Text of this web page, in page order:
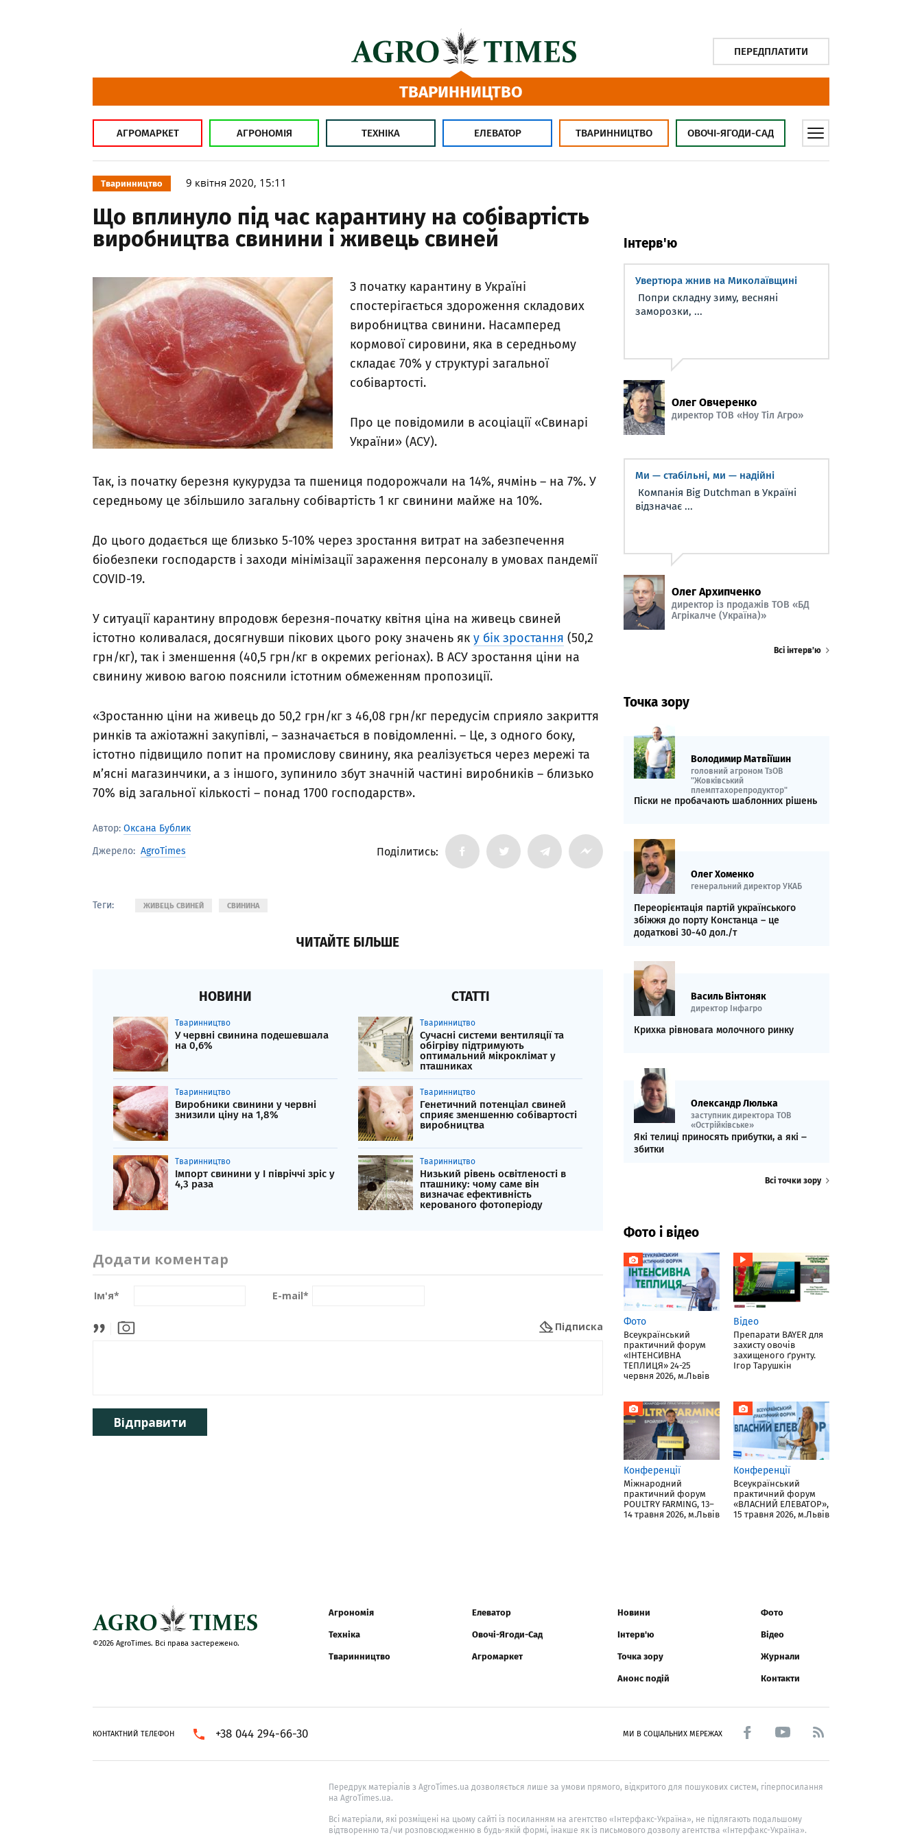
ПЕРЕДПЛАТИТИ
ТВАРИННИЦТВО
АГРОМАРКЕТ АГРОНОМІЯ ТЕХНІКА ЕЛЕВАТОР ТВАРИННИЦТВО ОВОЧІ-ЯГОДИ-САД
Тваринництво 9 квітня 2020, 15:11
Що вплинуло під час карантину на собівартість
виробництва свинини і живець свиней
З початку карантину в Україні
спостерігається здороження складових
виробництва свинини. Насамперед
кормової сировини, яка в середньому
складає 70% у структурі загальної
собівартості.
Про це повідомили в асоціації «Свинарі
України» (АСУ).
Так, із початку березня кукурудза та пшениця подорожчали на 14%, ячмінь – на 7%. У
середньому це збільшило загальну собівартість 1 кг свинини майже на 10%.
До цього додається ще близько 5-10% через зростання витрат на забезпечення
біобезпеки господарств і заходи мінімізації зараження персоналу в умовах пандемії
COVID-19.
У ситуації карантину впродовж березня-початку квітня ціна на живець свиней
істотно коливалася, досягнувши пікових цього року значень як у бік зростання (50,2
грн/кг), так і зменшення (40,5 грн/кг в окремих регіонах). В АСУ зростання ціни на
свинину живою вагою пояснили істотним обмеженням пропозиції.
«Зростанню ціни на живець до 50,2 грн/кг з 46,08 грн/кг передусім сприяло закриття
ринків та ажіотажні закупівлі, – зазначається в повідомленні. – Це, з одного боку,
істотно підвищило попит на промислову свинину, яка реалізується через мережі та
м’ясні магазинчики, а з іншого, зупинило збут значній частині виробників – близько
70% від загальної кількості – понад 1700 господарств».
Автор: Оксана Бублик
Джерело: AgroTimes Поділитись:
Теги: ЖИВЕЦЬ СВИНЕЙ СВИНИНА
ЧИТАЙТЕ БІЛЬШЕ
НОВИНИ
Тваринництво
У червні свинина подешевшала
на 0,6%
Тваринництво
Виробники свинини у червні
знизили ціну на 1,8%
Тваринництво
Імпорт свинини у І півріччі зріс у
4,3 раза
СТАТТІ
Тваринництво
Сучасні системи вентиляції та
обігріву підтримують
оптимальний мікроклімат у
пташниках
Тваринництво
Генетичний потенціал свиней
сприяє зменшенню собівартості
виробництва
Тваринництво
Низький рівень освітленості в
пташнику: чому саме він
визначає ефективність
керованого фотоперіоду
Додати коментар
Ім'я* E-mail*
Підписка
Відправити
Інтерв'ю
Увертюра жнив на Миколаївщині
Попри складну зиму, весняні
заморозки, ...
Олег Овчеренко
директор ТОВ «Ноу Тіл Агро»
Ми — стабільні, ми — надійні
Компанія Big Dutchman в Україні
відзначає ...
Олег Архипченко
директор із продажів ТОВ «БД
Агрікалче (Україна)»
Всі інтерв’ю
Точка зору
Володимир Матвіїшин
головний агроном ТзОВ
"Жовківський
племптахорепродуктор"
Піски не пробачають шаблонних рішень
Олег Хоменко
генеральний директор УКАБ
Переорієнтація партій українського
збіжжя до порту Констанца – це
додаткові 30-40 дол./т
Василь Вінтоняк
директор Інфагро
Крихка рівновага молочного ринку
Олександр Люлька
заступник директора ТОВ
«Острійківське»
Які телиці приносять прибутки, а які ‒
збитки
Всі точки зору
Фото і відео
Фото
Всеукраїнський
практичний форум
«ІНТЕНСИВНА
ТЕПЛИЦЯ» 24-25
червня 2026, м.Львів
Відео
Препарати BAYER для
захисту овочів
захищеного ґрунту.
Ігор Тарушкін
Конференції
Міжнародний
практичний форум
POULTRY FARMING, 13–
14 травня 2026, м.Львів
Конференції
Всеукраїнський
практичний форум
«ВЛАСНИЙ ЕЛЕВАТОР»,
15 травня 2026, м.Львів
©2026 AgroTimes. Всі права застережено.
Агрономія
Техніка
Тваринництво
Елеватор
Овочі-Ягоди-Сад
Агромаркет
Новини
Інтерв'ю
Точка зору
Анонс подій
Фото
Відео
Журнали
Контакти
КОНТАКТНИЙ ТЕЛЕФОН +38 044 294-66-30 МИ В СОЦІАЛЬНИХ МЕРЕЖАХ
Передрук матеріалів з AgroTimes.ua дозволяється лише за умови прямого, відкритого для пошукових систем, гіперпосилання
на AgroTimes.ua.
Всі матеріали, які розміщені на цьому сайті із посиланням на агентство «Інтерфакс-Україна», не підлягають подальшому
відтворенню та/чи розповсюдженню в будь-якій формі, інакше як із письмового дозволу агентства «Інтерфакс-Україна».